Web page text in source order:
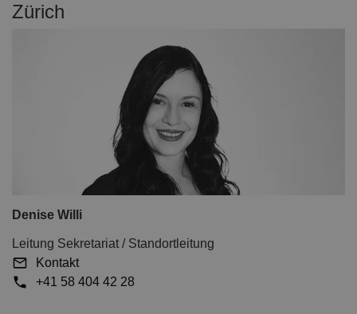
Zürich
Denise Willi
Leitung Sekretariat / Standortleitung
Kontakt
+41 58 404 42 28